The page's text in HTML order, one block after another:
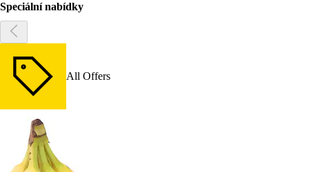
Speciální nabídky
All Offers